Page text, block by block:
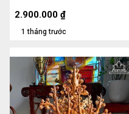
1 tháng trước
2.900.000 ₫